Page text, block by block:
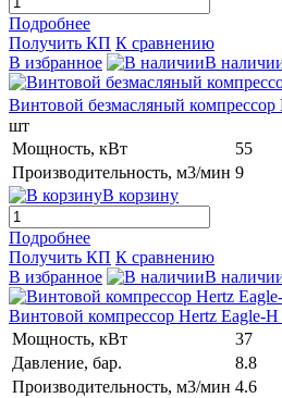
Подробнее
Получить КП К сравнению
В избранное
В
Винтовой безмасляный
шт
Мощность, кВт
55
Производительность, м3/мин 9
В корзину
Подробнее
Получить КП К сравнению
В избранное
В
Винтовой компрессор Hertz Eagle-H
Мощность, кВт
37
Давление, бар.
8.8
Производительность, м3/мин 4.6